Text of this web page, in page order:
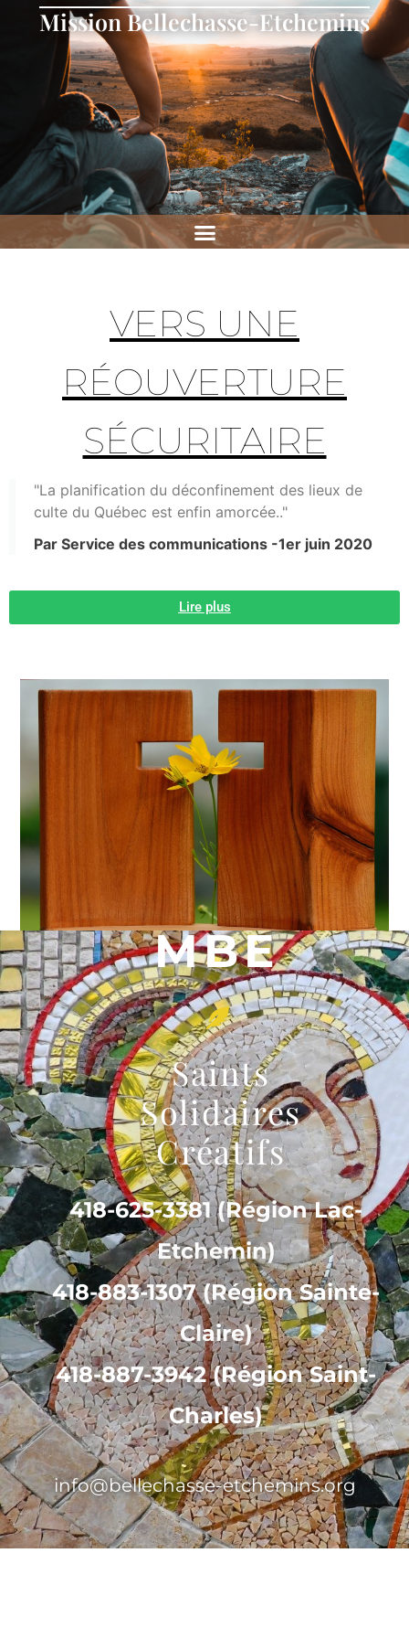
Mission Bellechasse-Etchemins
VERS UNE
RÉOUVERTURE
SÉCURITAIRE
"La planification du déconfinement des lieux de
culte du Québec est enfin amorcée.."
Par Service des communications -1er juin 2020
Lire plus
MBE
Saints
Solidaires
Créatifs
418-625-3381 (Région Lac-
Etchemin)
418-883-1307 (Région Sainte-
Claire)
418-887-3942 (Région Saint-
Charles)
info@bellechasse-etchemins.org